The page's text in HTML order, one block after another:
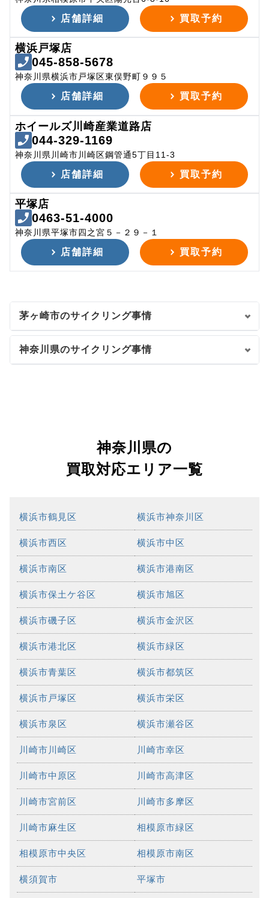
店舗詳細 買取予約
横浜戸塚店
045-858-5678
神奈川県横浜市戸塚区東俣野町９９５
店舗詳細 買取予約
ホイールズ川崎産業道路店
044-329-1169
神奈川県川崎市川崎区鋼管通5丁目11-3
店舗詳細 買取予約
平塚店
0463-51-4000
神奈川県平塚市四之宮５－２９－１
店舗詳細 買取予約
茅ヶ崎市のサイクリング事情
神奈川県のサイクリング事情
神奈川県の
買取対応エリア一覧
横浜市鶴見区 横浜市神奈川区
横浜市西区 横浜市中区
横浜市南区 横浜市港南区
横浜市保土ケ谷区 横浜市旭区
横浜市磯子区 横浜市金沢区
横浜市港北区 横浜市緑区
横浜市青葉区 横浜市都筑区
横浜市戸塚区 横浜市栄区
横浜市泉区 横浜市瀬谷区
川崎市川崎区 川崎市幸区
川崎市中原区 川崎市高津区
川崎市宮前区 川崎市多摩区
川崎市麻生区 相模原市緑区
相模原市中央区 相模原市南区
横須賀市 平塚市